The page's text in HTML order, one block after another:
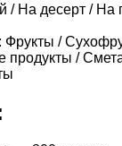
/ На десерт / На
Фрукты /
продукты /